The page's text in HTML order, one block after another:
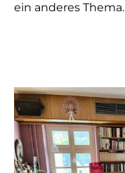
ein anderes Thema.